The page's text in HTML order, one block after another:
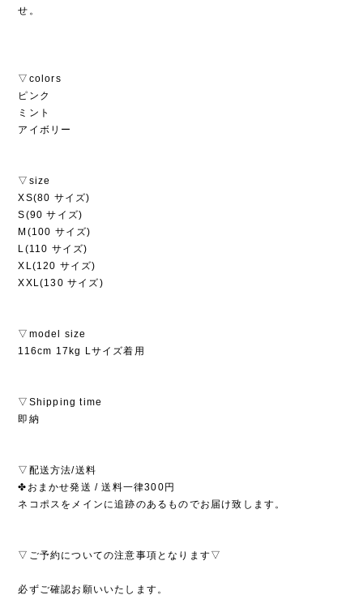
せ。
▽colors
ピンク
ミント
アイボリー
▽size
XS(80 サイズ)
S(90 サイズ)
M(100 サイズ)
L(110 サイズ)
XL(120 サイズ)
XXL(130 サイズ)
▽model size
116cm 17kg Lサイズ着用
▽Shipping time
即納
▽配送方法/送料
✤おまかせ発送 / 送料一律300円
ネコポスをメインに追跡のあるものでお届け致します。
▽ご予約についての注意事項となります▽
必ずご確認お願いいたします。